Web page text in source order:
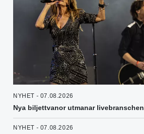
NYHET - 07.08.2026
Nya biljettvanor utmanar livebranschen
NYHET - 07.08.2026